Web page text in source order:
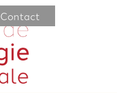
Contact